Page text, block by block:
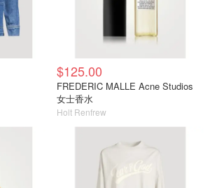
$125.00
FREDERIC MALLE Acne Studios
女士香水
Holt Renfrew